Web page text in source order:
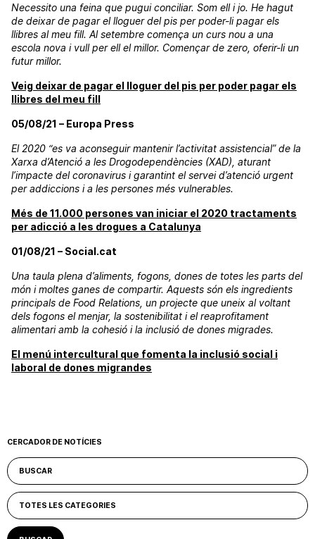
Necessito una feina que pugui conciliar. Som ell i jo. He hagut
de deixar de pagar el lloguer del pis per poder-li pagar els
llibres al meu fill. Al setembre comença un curs nou a una
escola nova i vull per ell el millor. Començar de zero, oferir-li un
futur millor.
Veig deixar de pagar el lloguer del pis per poder pagar els
llibres del meu fill
05/08/21 – Europa Press
El 2020 “es va aconseguir mantenir l’activitat assistencial” de la
Xarxa d’Atenció a les Drogodependències (XAD), aturant
l’impacte del coronavirus i garantint el servei d’atenció urgent
per addiccions i a les persones més vulnerables.
Més de 11.000 persones van iniciar el 2020 tractaments
per adicció a les drogues a Catalunya
01/08/21 – Social.cat
Una taula plena d’aliments, fogons, dones de totes les parts del
món i moltes ganes de compartir. Aquests són els ingredients
principals de Food Relations, un projecte que uneix al voltant
dels fogons el menjar, la sostenibilitat i el reaprofitament
alimentari amb la cohesió i la inclusió de dones migrades.
El menú intercultural que fomenta la inclusió social i
laboral de dones migrandes
CERCADOR DE NOTÍCIES